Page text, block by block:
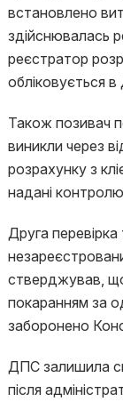
встановлено
здійснювалась
реєстратор
обліковується
Також позивач
виникли через
розрахунку з
надані
Друга
стверджував,
покаранням за
заборонено
ДПС залишила
після